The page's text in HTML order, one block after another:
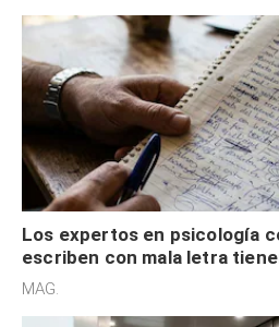
Los expertos en psicología
escriben con mala letra
acelerado y no lo hacen por
MAG.